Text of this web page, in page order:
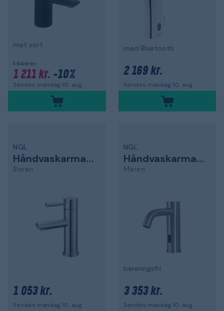
mat sort
1 346 kr.
1 211 kr. -10%
Sendes mandag 10. aug.
med Bluetooth
2 169 kr.
Sendes mandag 10. aug.
NGL
Håndvaskarmatur
Boren
1 053 kr.
Sendes mandag 10. aug.
NGL
Håndvaskarmatur
Maren
berøringsfri
3 353 kr.
Sendes mandag 10. aug.